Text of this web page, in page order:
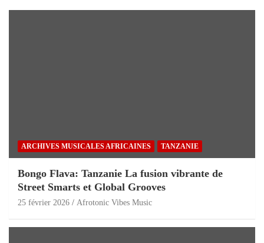
ARCHIVES MUSICALES AFRICAINES TANZANIE
Bongo Flava: Tanzanie La fusion vibrante de
Street Smarts et Global Grooves
25 février 2026 Afrotonic Vibes Music